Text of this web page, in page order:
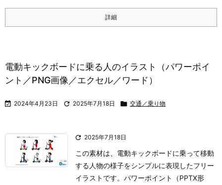
詳細
電動キックボードに乗る人のイラスト（パワーポイ
ント／PNG画像／エクセル／ワード）
 2024年4月23日  2025年7月18日  交通／乗り物
 2025年7月18日
この素材は、電動キックボードに乗って移動
する人物の様子をシンプルに表現したフリー
イラストです。パワーポイント（PPTX形